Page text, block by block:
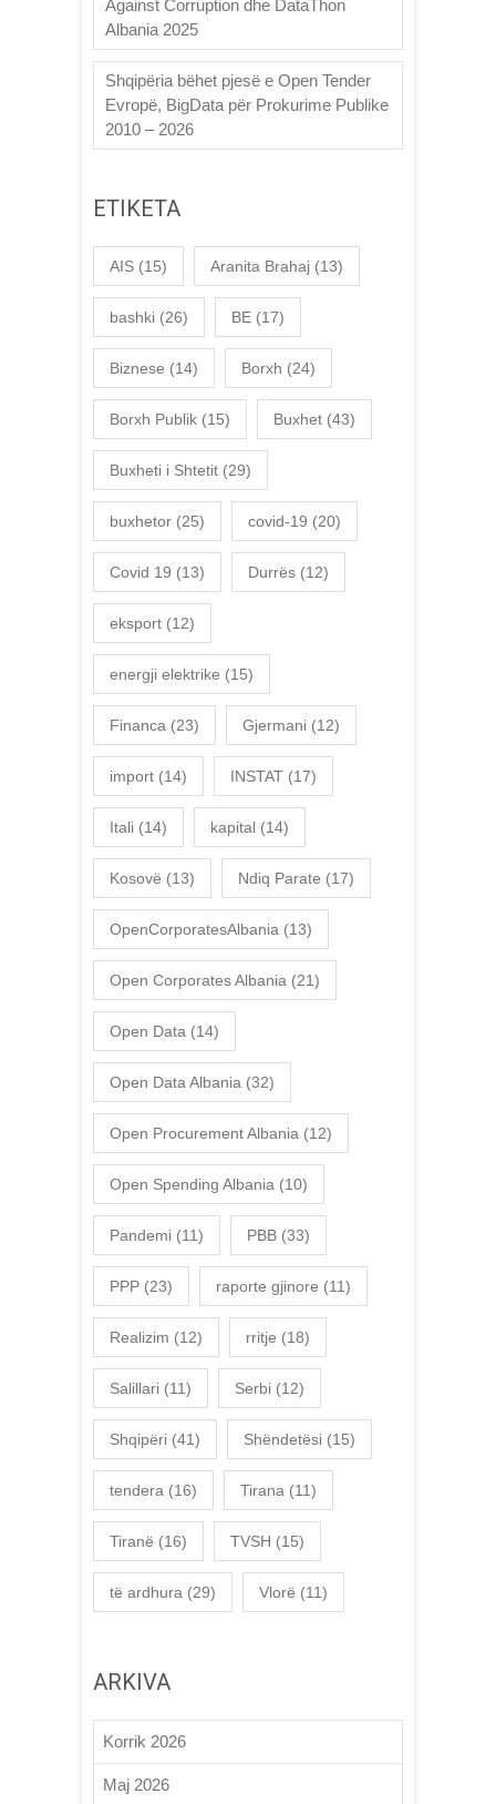
Against Corruption dhe DataThon
Albania 2025
Shqipëria bëhet pjesë e Open Tender
Evropë, BigData për Prokurime Publike
2010 – 2026
ETIKETA
AIS (15) Aranita Brahaj (13)
bashki (26) BE (17)
Biznese (14) Borxh (24)
Borxh Publik (15) Buxhet (43)
Buxheti i Shtetit (29)
buxhetor (25) covid-19 (20)
Covid 19 (13) Durrës (12)
eksport (12)
energji elektrike (15)
Financa (23) Gjermani (12)
import (14) INSTAT (17)
Itali (14) kapital (14)
Kosovë (13) Ndiq Parate (17)
OpenCorporatesAlbania (13)
Open Corporates Albania (21)
Open Data (14)
Open Data Albania (32)
Open Procurement Albania (12)
Open Spending Albania (10)
Pandemi (11) PBB (33)
PPP (23) raporte gjinore (11)
Realizim (12) rritje (18)
Salillari (11) Serbi (12)
Shqipëri (41) Shëndetësi (15)
tendera (16) Tirana (11)
Tiranë (16) TVSH (15)
të ardhura (29) Vlorë (11)
ARKIVA
Korrik 2026
Maj 2026